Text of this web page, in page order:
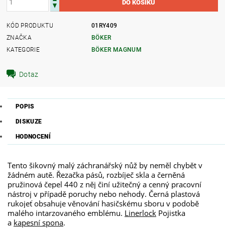
KÓD PRODUKTU
01RY409
ZNAČKA
BÖKER
KATEGORIE
BÖKER MAGNUM
Dotaz
POPIS
DISKUZE
HODNOCENÍ
Tento šikovný malý záchranářský nůž by neměl chybět v
žádném autě. Řezačka pásů, rozbíječ skla a černěná
pružinová čepel 440 z něj činí užitečný a cenný pracovní
nástroj v případě poruchy nebo nehody. Černá plastová
rukojeť obsahuje věnování hasičskému sboru v podobě
malého intarzovaného emblému. Linerlock Pojistka
a kapesní spona.